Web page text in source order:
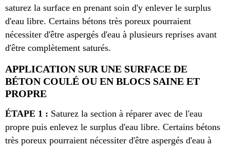
saturez la surface en prenant soin d'y enlever le surplus
d'eau libre. Certains bétons très poreux pourraient
nécessiter d'être aspergés d'eau à plusieurs reprises avant
d'être complètement saturés.
APPLICATION SUR UNE SURFACE DE
BÉTON COULÉ OU EN BLOCS SAINE ET
PROPRE
ÉTAPE 1 : Saturez la section à réparer avec de l'eau
propre puis enlevez le surplus d'eau libre. Certains bétons
très poreux pourraient nécessiter d'être aspergés d'eau à